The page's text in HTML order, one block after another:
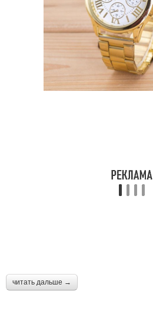
читать дальше →